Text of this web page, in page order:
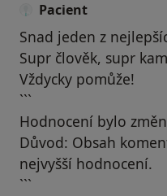
Pacient
Snad jeden z
Supr člověk, supr
Vždycky pomůže!
```
Hodnocení bylo
Důvod: Obsah
nejvyšší hodnocení.
```